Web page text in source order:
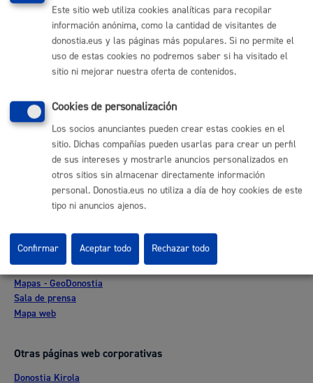
Volver al índice Volver atrás
Comunícate con el Ayuntamiento de Donostia / San
010
(+34) 943 481 000
Buzón de la ciudadanía
Informar de un error en la web
Enlaces útiles
Ofertas de empleo
Perfil del contratante
Sede electrónica
Mapas - GeoDonostia
Sala de prensa
Mapa web
Otras páginas web corporativas
Donostia Kirola
Este sitio web utiliza cookies analíticas para recopilar
información anónima, como la cantidad de visitantes de
donostia.eus y las páginas más populares. Si no permite el
uso de estas cookies no podremos saber si ha visitado el
sitio ni mejorar nuestra oferta de contenidos.
Cookies de personalización
Los socios anunciantes pueden crear estas cookies en el
sitio. Dichas compañías pueden usarlas para crear un perfil
de sus intereses y mostrarle anuncios personalizados en
otros sitios sin almacenar directamente información
personal. Donostia.eus no utiliza a día de hoy cookies de este
tipo ni anuncios ajenos.
Rechazar todo
Confirmar Aceptar todo